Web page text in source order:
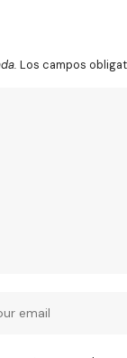
Los campos